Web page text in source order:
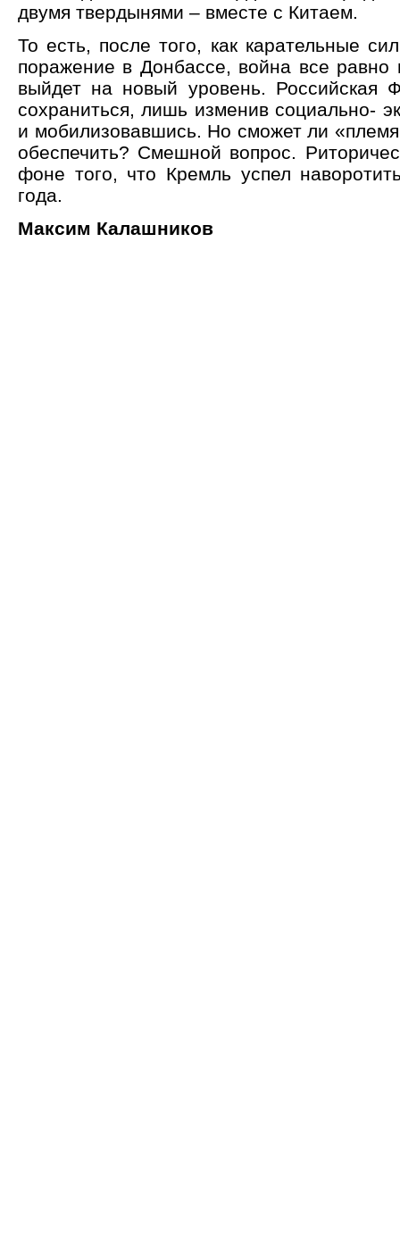
двумя твердынями – вместе с Китаем.
То есть, после того, как карательные
поражение в Донбассе, война все равно
выйдет на новый уровень. Российская
сохраниться, лишь изменив социально-
и мобилизовавшись. Но сможет ли
обеспечить? Смешной вопрос.
фоне того, что Кремль успел
года.
Максим Калашников